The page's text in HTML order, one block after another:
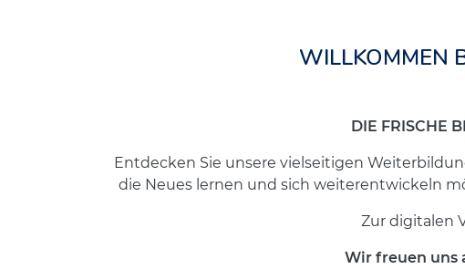
WILLKOMMEN
DIE FRISCHE
Entdecken Sie unsere vielseitigen
die Neues lernen und sich weiterentwickeln
Zur digitalen
Wir freuen uns